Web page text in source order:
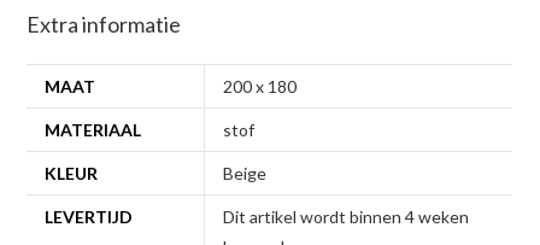
Extra informatie
MAAT 200 x 180
MATERIAAL stof
KLEUR Beige
LEVERTIJD
Dit artikel wordt binnen 4 weken